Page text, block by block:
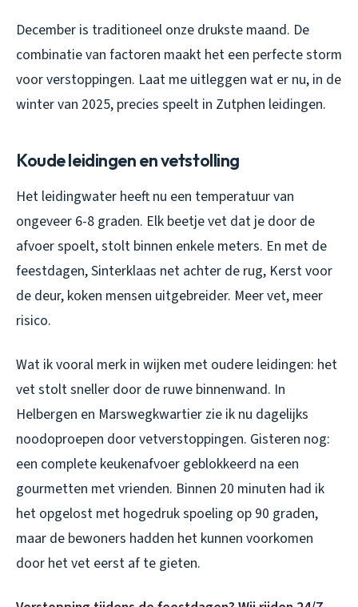
December is traditioneel onze drukste maand. De
combinatie van factoren maakt het een perfecte storm
voor verstoppingen. Laat me uitleggen wat er nu, in de
winter van 2025, precies speelt in Zutphen leidingen.
Koude leidingen en vetstolling
Het leidingwater heeft nu een temperatuur van
ongeveer 6-8 graden. Elk beetje vet dat je door de
afvoer spoelt, stolt binnen enkele meters. En met de
feestdagen, Sinterklaas net achter de rug, Kerst voor
de deur, koken mensen uitgebreider. Meer vet, meer
risico.
Wat ik vooral merk in wijken met oudere leidingen: het
vet stolt sneller door de ruwe binnenwand. In
Helbergen en Marswegkwartier zie ik nu dagelijks
noodoproepen door vetverstoppingen. Gisteren nog:
een complete keukenafvoer geblokkeerd na een
gourmetten met vrienden. Binnen 20 minuten had ik
het opgelost met hogedruk spoeling op 90 graden,
maar de bewoners hadden het kunnen voorkomen
door het vet eerst af te gieten.